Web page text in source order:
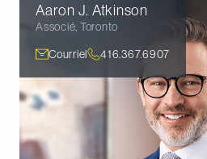
Aaron J. Atkinson
Associé Toronto
Courriel 416.367.6907